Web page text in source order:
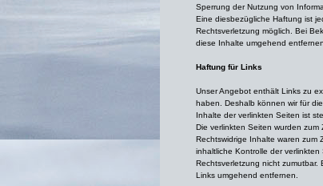
Sperrung der Nutzung von
Eine diesbezügliche Haftung ist
Rechtsverletzung möglich. Bei
diese Inhalte umgehend entfernen.
Haftung für Links
Unser Angebot enthält Links zu
haben. Deshalb können wir für
Inhalte der verlinkten Seiten ist
Die verlinkten Seiten wurden zum
Rechtswidrige Inhalte waren zum
inhaltliche Kontrolle der
Rechtsverletzung nicht zumutbar.
Links umgehend entfernen.